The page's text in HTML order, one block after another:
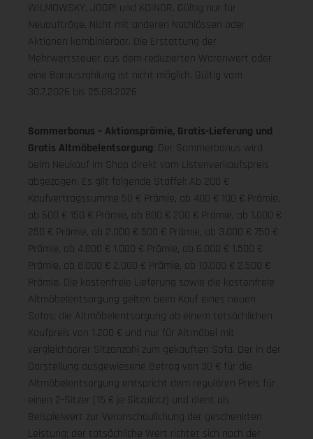
WILMOWSKY, JOOP! und KOINOR. Gültig nur für
Neuaufträge. Nicht mit anderen Nachlässen oder
Aktionen kombinierbar. Die Erstattung der
Mehrwertsteuer aus dem reduzierten Warenwert oder
eine Barauszahlung ist nicht möglich. Gültig vom
30.7.2026 bis 25.08.2026
Sommerbonus – Aktionsprämie, Gratis-Lieferung und
Gratis Altmöbelentsorgung: Der Sommerbonus wird
beim Neukauf im Shop direkt vom Listenverkaufspreis
abgezogen. Es gilt folgende Staffel: Ab 200 €
Kaufvertragssumme 50 € Prämie, ab 400 € 100 € Prämie,
ab 600 € 150 € Prämie, ab 800 € 200 € Prämie, ab 1.000 €
250 € Prämie, ab 2.000 € 500 € Prämie, ab 3.000 € 750 €
Prämie, ab 4.000 € 1.000 € Prämie, ab 6.000 € 1.500 €
Prämie, ab 8.000 € 2.000 € Prämie, ab 10.000 € 2.500 €
Prämie. Die kostenfreie Lieferung sowie die kostenfreie
Altmöbelentsorgung gelten beim Kauf eines neuen
Sofas; die Altmöbelentsorgung ab einem tatsächlichen
Kaufpreis von 1.200 € und nur für Altmöbel mit
vergleichbarer Sitzanzahl zum gekauften Sofa. Der in der
Darstellung ausgewiesene Betrag von 30 € für die
Altmöbelentsorgung entspricht dem regulären Preis für
einen 2-Sitzer (15 € je Sitzplatz) und dient als
Beispielwert zur Veranschaulichung der geschenkten
Leistung; der tatsächliche Wert richtet sich nach der